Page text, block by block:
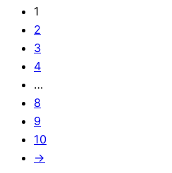
1
2
3
4
…
8
9
10
→